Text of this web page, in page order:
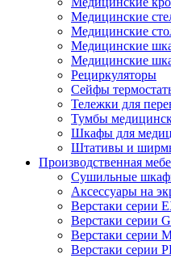
Медицинские
Медицинские
Медицинские
Медицинские
Рециркуляторы
Сейфы
Тележки для
Тумбы
Шкафы для
Штативы и
Производственная
Cушильные
Аксессуары на
Верстаки серии
Верстаки серии
Верстаки серии
Верстаки серии